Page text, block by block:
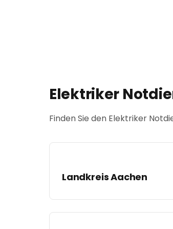
Elektriker
Finden Sie den Elektriker
LandkreisAachen